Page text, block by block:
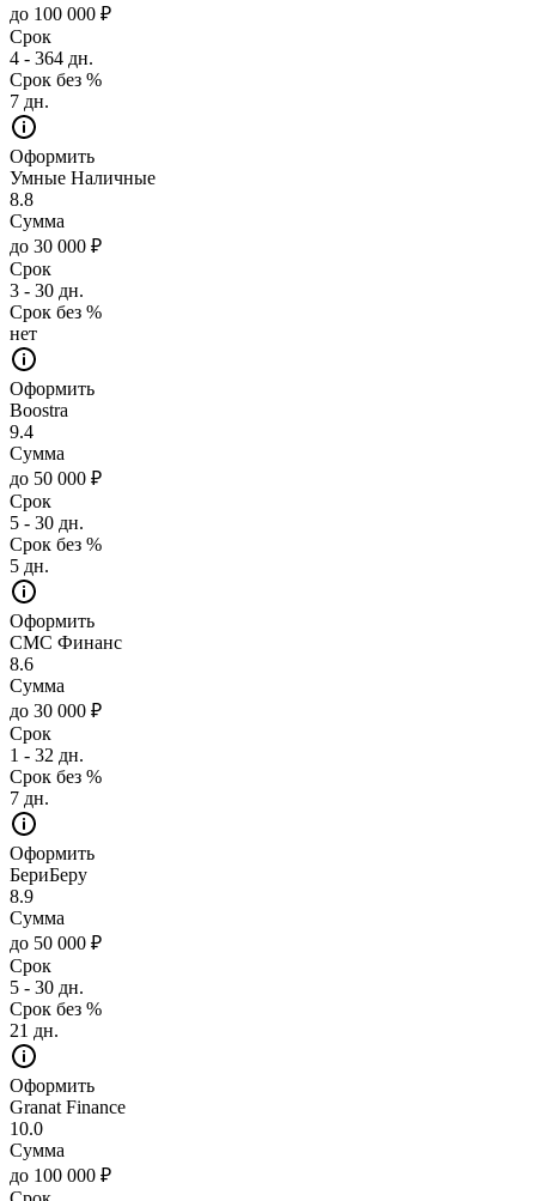
до 100 000 ₽
Срок
4 - 364 дн.
Срок без %
7 дн.
Оформить
Умные Наличные
8.8
Сумма
до 30 000 ₽
Срок
3 - 30 дн.
Срок без %
нет
Оформить
Boostra
9.4
Сумма
до 50 000 ₽
Срок
5 - 30 дн.
Срок без %
5 дн.
Оформить
СМС Финанс
8.6
Сумма
до 30 000 ₽
Срок
1 - 32 дн.
Срок без %
7 дн.
Оформить
БериБеру
8.9
Сумма
до 50 000 ₽
Срок
5 - 30 дн.
Срок без %
21 дн.
Оформить
Granat Finance
10.0
Сумма
до 100 000 ₽